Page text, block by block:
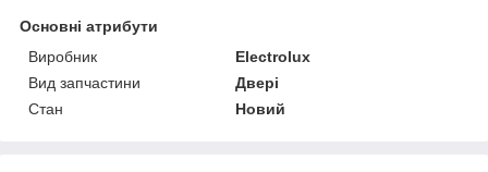
Основні атрибути
Виробник
Electrolux
Вид запчастини
Двері
Стан
Новий